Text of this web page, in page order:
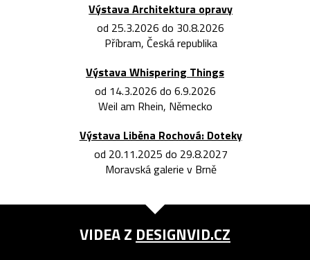
Výstava Architektura opravy
od 25.3.2026 do 30.8.2026
Příbram, Česká republika
Výstava Whispering Things
od 14.3.2026 do 6.9.2026
Weil am Rhein, Německo
Výstava Liběna Rochová: Doteky
od 20.11.2025 do 29.8.2027
Moravská galerie v Brně
VIDEA Z DESIGNVID.CZ